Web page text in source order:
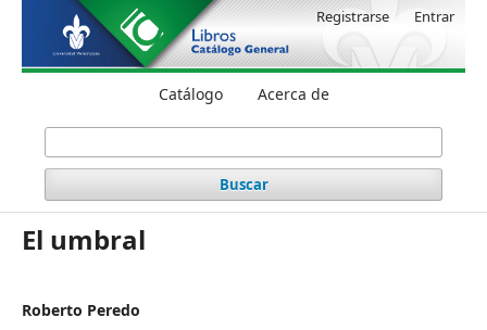
Catálogo Acerca de
Buscar
Registrarse Entrar
El umbral
Roberto Peredo